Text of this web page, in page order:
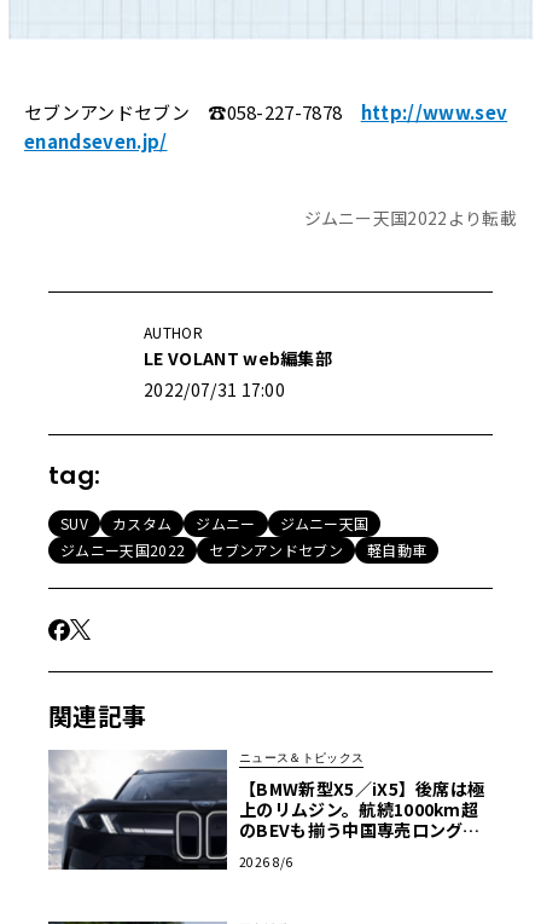
セブンアンドセブン ☎058-227-7878 http://www.sev
enandseven.jp/
ジムニー天国2022より転載
AUTHOR
LE VOLANT web編集部
2022/07/31 17:00
tag:
SUV カスタム ジムニー
ジムニー天国
ジムニー天国2022
セブンアンドセブン 軽自動車
関連記事
ニュース＆トピックス
【BMW新型X5／iX5】後席は極
上のリムジン。航続1000km超
のBEVも揃う中国専売ロング仕
2026 8/6